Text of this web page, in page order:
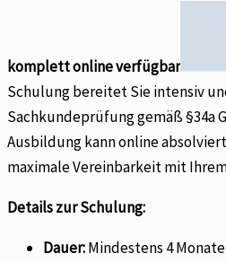
komplett online verfügbar
Schulung bereitet Sie intensiv
Sachkundeprüfung gemäß §34a
Ausbildung kann online
maximale Vereinbarkeit mit
Details zur Schulung:
Dauer:Mindestens 4